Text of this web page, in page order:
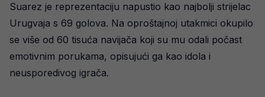
Suarez je reprezentaciju napustio kao najbolji strijelac
Urugvaja s 69 golova. Na oproštajnoj utakmici okupilo
se više od 60 tisuća navijača koji su mu odali počast
emotivnim porukama, opisujući ga kao idola i
neusporedivog igrača.